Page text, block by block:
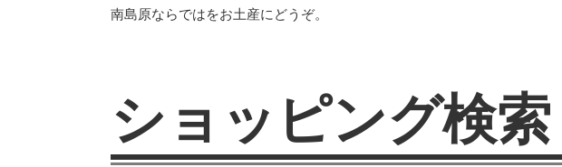
南島原ならではをお土産にどうぞ。
ショッピング検索